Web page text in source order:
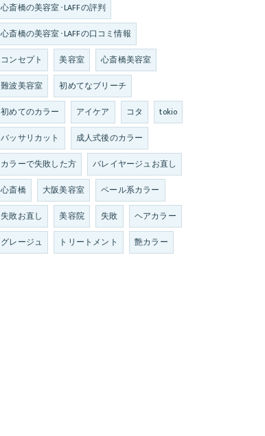
心斎橋の美容室･LAFFの評判
心斎橋の美容室･LAFFの口コミ情報
コンセプト
美容室
心斎橋美容室
難波美容室
初めてなブリーチ
初めてのカラー
アイケア コタ
tokio
バッサリカット
成人式後のカラー
カラーで失敗した方
バレイヤージュお直し
心斎橋
大阪美容室
ペール系カラー
失敗お直し
美容院 失敗
ヘアカラー
グレージュ
トリートメント 艶カラー